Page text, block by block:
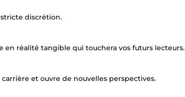
discrétion.
en réalité tangible qui touchera vos futurs lecteurs.
et ouvre de nouvelles perspectives.